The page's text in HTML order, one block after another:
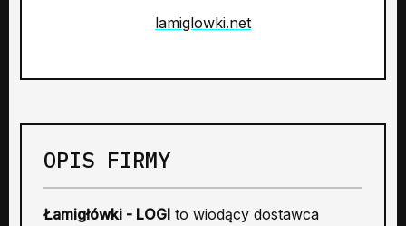
lamiglowki.net
OPIS FIRMY
Łamigłówki - LOGI to wiodący dostawca